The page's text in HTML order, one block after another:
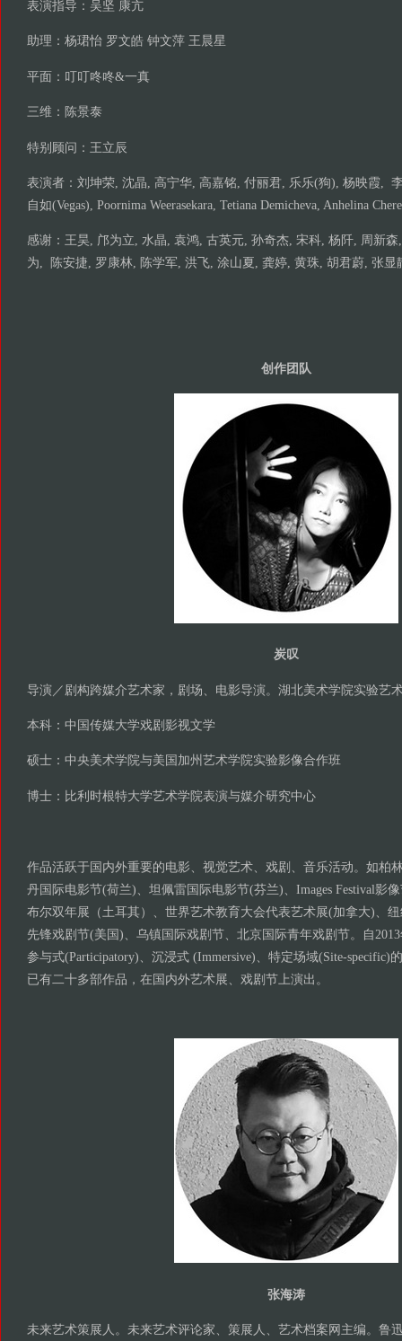
表演指导：吴坚 康亢
助理：杨珺怡 罗文皓 钟文萍 王晨星
平面：叮叮咚咚&一真
三维：陈景泰
特别顾问：王立辰
表演者：刘坤荣, 沈晶, 高宁华, 高嘉铭, 付丽君, 乐乐(狗), 杨映霞,
自如(Vegas), Poornima Weerasekara, Tetiana Demicheva, Anhelina
感谢：王昊, 邝为立, 水晶, 袁鸿, 古英元, 孙奇杰, 宋科, 杨阡, 周新
为, 陈安捷, 罗康林, 陈学军, 洪飞, 涂山夏, 龚婷, 黄珠, 胡君蔚, 张显
创作团队
炭叹
导演／剧构跨媒介艺术家，剧场、电影导演。湖北美术学院实验艺
本科：中国传媒大学戏剧影视文学
硕士：中央美术学院与美国加州艺术学院实验影像合作班
博士：比利时根特大学艺术学院表演与媒介研究中心
作品活跃于国内外重要的电影、视觉艺术、戏剧、音乐活动。如柏
丹国际电影节(荷兰)、坦佩雷国际电影节(芬兰)、Images Festival影
布尔双年展（土耳其）、世界艺术教育大会代表艺术展(加拿大)、
先锋戏剧节(美国)、乌镇国际戏剧节、北京国际青年戏剧节。自
参与式(Participatory)、沉浸式 (Immersive)、特定场域(Site-specific)
已有二十多部作品，在国内外艺术展、戏剧节上演出。
张海涛
未来艺术策展人。未来艺术评论家、策展人、艺术档案网主编。鲁